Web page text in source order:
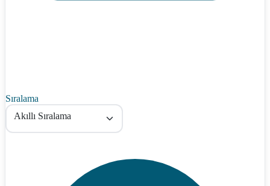
Sıralama
Akıllı Sıralama